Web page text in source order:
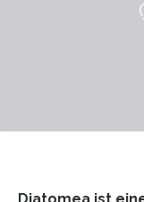
Diatomea ist